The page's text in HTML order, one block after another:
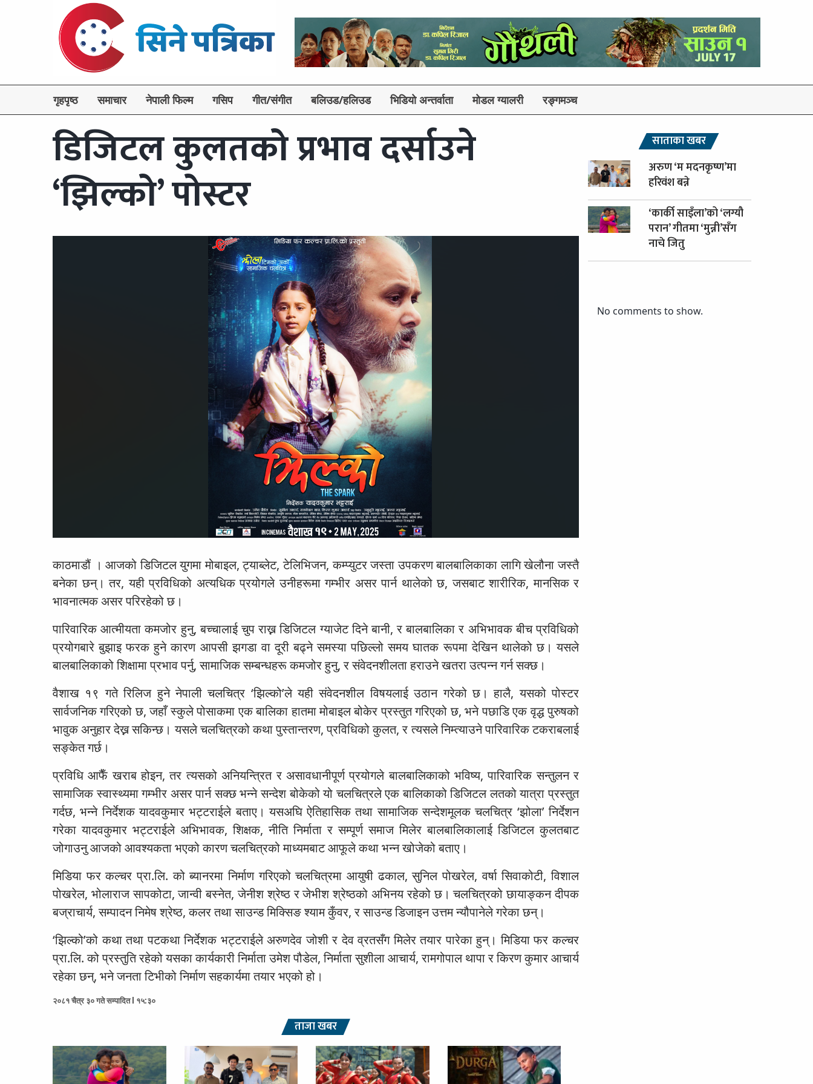
गृहपृष्ठ समाचार नेपाली फिल्म गसिप गीत/संगीत बलिउड/हलिउड भिडियो अन्तर्वाता मोडल ग्यालरी रङ्गमञ्च
डिजिटल कुलतको प्रभाव दर्साउने
‘झिल्को’ पोस्टर
काठमाडौं । आजको डिजिटल युगमा मोबाइल, ट्याब्लेट, टेलिभिजन, कम्प्युटर जस्ता उपकरण बालबालिकाका लागि खेलौना जस्तै
बनेका छन्। तर, यही प्रविधिको अत्यधिक प्रयोगले उनीहरूमा गम्भीर असर पार्न थालेको छ, जसबाट शारीरिक, मानसिक र
भावनात्मक असर परिरहेको छ।
पारिवारिक आत्मीयता कमजोर हुनु, बच्चालाई चुप राख्न डिजिटल ग्याजेट दिने बानी, र बालबालिका र अभिभावक बीच प्रविधिको
प्रयोगबारे बुझाइ फरक हुने कारण आपसी झगडा वा दूरी बढ्ने समस्या पछिल्लो समय घातक रूपमा देखिन थालेको छ। यसले
बालबालिकाको शिक्षामा प्रभाव पर्नु, सामाजिक सम्बन्धहरू कमजोर हुनु, र संवेदनशीलता हराउने खतरा उत्पन्न गर्न सक्छ।
वैशाख १९ गते रिलिज हुने नेपाली चलचित्र ‘झिल्को’ले यही संवेदनशील विषयलाई उठान गरेको छ। हालै, यसको पोस्टर
सार्वजनिक गरिएको छ, जहाँ स्कुले पोसाकमा एक बालिका हातमा मोबाइल बोकेर प्रस्तुत गरिएको छ, भने पछाडि एक वृद्ध पुरुषको
भावुक अनुहार देख्न सकिन्छ। यसले चलचित्रको कथा पुस्तान्तरण, प्रविधिको कुलत, र त्यसले निम्त्याउने पारिवारिक टकराबलाई
सङ्केत गर्छ।
प्रविधि आफैँ खराब होइन, तर त्यसको अनियन्त्रित र असावधानीपूर्ण प्रयोगले बालबालिकाको भविष्य, पारिवारिक सन्तुलन र
सामाजिक स्वास्थ्यमा गम्भीर असर पार्न सक्छ भन्ने सन्देश बोकेको यो चलचित्रले एक बालिकाको डिजिटल लतको यात्रा प्रस्तुत
गर्दछ, भन्ने निर्देशक यादवकुमार भट्टराईले बताए। यसअघि ऐतिहासिक तथा सामाजिक सन्देशमूलक चलचित्र ‘झोला’ निर्देशन
गरेका यादवकुमार भट्टराईले अभिभावक, शिक्षक, नीति निर्माता र सम्पूर्ण समाज मिलेर बालबालिकालाई डिजिटल कुलतबाट
जोगाउनु आजको आवश्यकता भएको कारण चलचित्रको माध्यमबाट आफूले कथा भन्न खोजेको बताए।
मिडिया फर कल्चर प्रा.लि. को ब्यानरमा निर्माण गरिएको चलचित्रमा आयुषी ढकाल, सुनिल पोखरेल, वर्षा सिवाकोटी, विशाल
पोखरेल, भोलाराज सापकोटा, जान्वी बस्नेत, जेनीश श्रेष्ठ र जेभीश श्रेष्ठको अभिनय रहेको छ। चलचित्रको छायाङ्कन दीपक
बज्राचार्य, सम्पादन निमेष श्रेष्ठ, कलर तथा साउन्ड मिक्सिङ श्याम कुँवर, र साउन्ड डिजाइन उत्तम न्यौपानेले गरेका छन्।
‘झिल्को’को कथा तथा पटकथा निर्देशक भट्टराईले अरुणदेव जोशी र देव व्रतसँग मिलेर तयार पारेका हुन्। मिडिया फर कल्चर
प्रा.लि. को प्रस्तुति रहेको यसका कार्यकारी निर्माता उमेश पौडेल, निर्माता सुशीला आचार्य, रामगोपाल थापा र किरण कुमार आचार्य
रहेका छन्, भने जनता टिभीको निर्माण सहकार्यमा तयार भएको हो।
२०८१ चैत्र ३० गते सम्पादित l १५:३०
ताजा खबर
साताका खबर
अरुण ‘म मदनकृष्ण’मा
हरिवंश बन्ने
‘कार्की साइँला’को ‘लग्यौ
परान’ गीतमा ‘मुन्नी’सँग
नाचे जितु
No comments to show.